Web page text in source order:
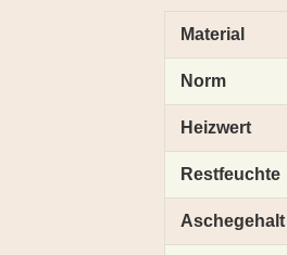
Material
Norm
Heizwert
Restfeuchte
Aschegehalt